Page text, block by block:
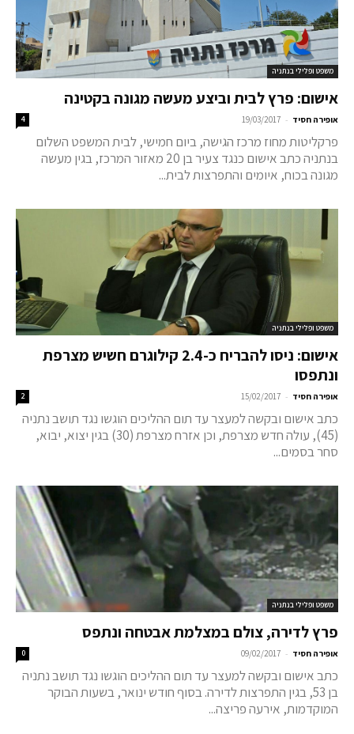
משפט ופלילי בנתניה
אישום: פרץ לבית וביצע מעשה מגונה בקטינה
אופירה חסיד -
19/03/2017
4
פרקליטות מחוז מרכז הגישה, ביום חמישי, לבית המשפט השלום
בנתניה כתב אישום כנגד צעיר בן 20 מאזור המרכז, בגין מעשה
מגונה בכוח, איומים והתפרצות לבית...
משפט ופלילי בנתניה
אישום: ניסו להבריח כ-2.4 קילוגרם חשיש מצרפת
ונתפסו
אופירה חסיד -
15/02/2017
2
כתב אישום ובקשה למעצר עד תום ההליכים הוגשו נגד תושב נתניה
(45), עולה חדש מצרפת, וכן אזרח מצרפת (30) בגין יצוא, יבוא,
סחר בסמים...
משפט ופלילי בנתניה
פרץ לדירה, צולם במצלמת אבטחה ונתפס
אופירה חסיד -
09/02/2017
0
כתב אישום ובקשה למעצר עד תום ההליכים הוגשו נגד תושב נתניה
בן 53, בגין התפרצות לדירה. בסוף חודש ינואר, בשעות הבוקר
המוקדמות, אירעה פריצה...